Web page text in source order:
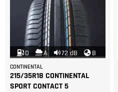
D A 72 dB B
CONTINENTAL
215/35R18 CONTINENTAL
SPORT CONTACT 5